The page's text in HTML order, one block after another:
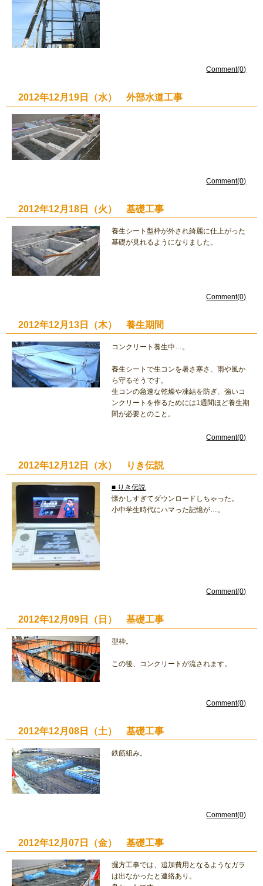
Comment(0)
2012年12月19日（水） 外部水道工事
Comment(0)
2012年12月18日（火） 基礎工事
養生シート型枠が外され綺麗に仕上がった
基礎が見れるようになりました。
Comment(0)
2012年12月13日（木） 養生期間
コンクリート養生中…。
養生シートで生コンを暑さ寒さ、雨や風か
ら守るそうです。
生コンの急速な乾燥や凍結を防ぎ、強いコ
ンクリートを作るためには1週間ほど養生期
間が必要とのこと。
Comment(0)
2012年12月12日（水） りき伝説
■ りき伝説
懐かしすぎてダウンロードしちゃった。
小中学生時代にハマった記憶が…。
Comment(0)
2012年12月09日（日） 基礎工事
型枠。
この後、コンクリートが流されます。
Comment(0)
2012年12月08日（土） 基礎工事
鉄筋組み。
Comment(0)
2012年12月07日（金） 基礎工事
掘方工事では、追加費用となるようなガラ
は出なかったと連絡あり。